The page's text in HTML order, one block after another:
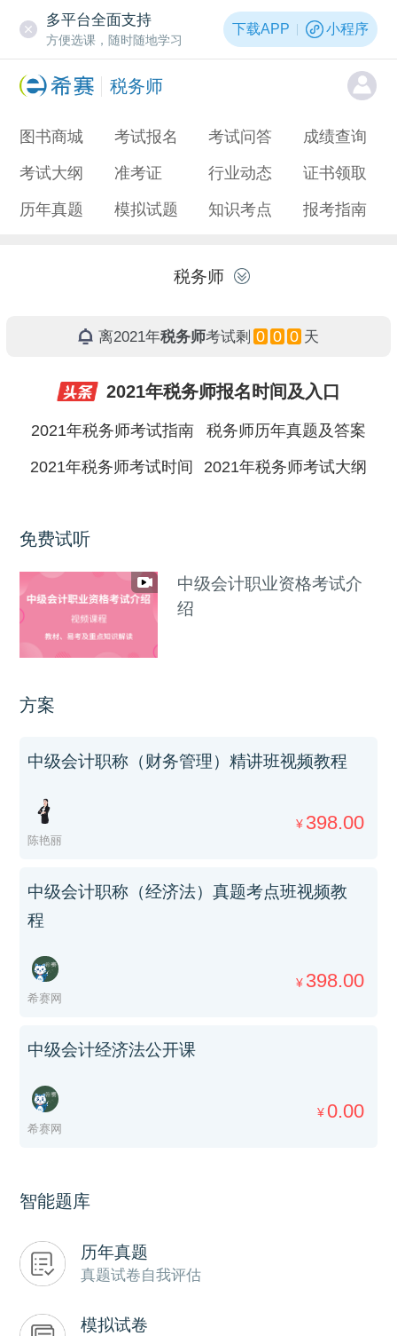
多平台全面支持
方便选课，随时随地学习
下载APP 小程序
税务师
图书商城 考试报名 考试问答 成绩查询
考试大纲 准考证 行业动态 证书领取
历年真题 模拟试题 知识考点 报考指南
税务师
离2021年税务师考试剩 0 0 0 天
2021年税务师报名时间及入口
2021年税务师考试指南 税务师历年真题及答案
2021年税务师考试时间 2021年税务师考试大纲
免费试听
中级会计职业资格考试介
绍
方案
中级会计职称（财务管理）精讲班视频教程
陈艳丽
¥ 398.00
中级会计职称（经济法）真题考点班视频教
程
希赛网
¥ 398.00
中级会计经济法公开课
希赛网
¥ 0.00
智能题库
历年真题
真题试卷自我评估
模拟试卷